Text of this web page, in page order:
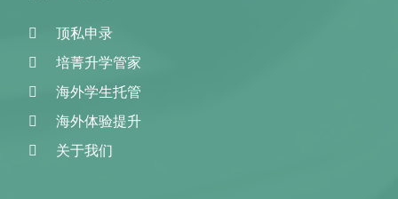
顶私申录
培菁升学管家
海外学生托管
海外体验提升
关于我们